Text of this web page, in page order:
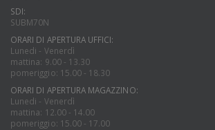
SDI:
SUBM70N
ORARI DI APERTURA UFFICI:
Lunedi - Venerdì
mattina: 9.00 - 13.30
pomeriggio: 15.00 - 18.30
ORARI DI APERTURA MAGAZZINO:
Lunedi - Venerdì
mattina: 12.00 - 14.00
pomeriggio: 15.00 - 17.00